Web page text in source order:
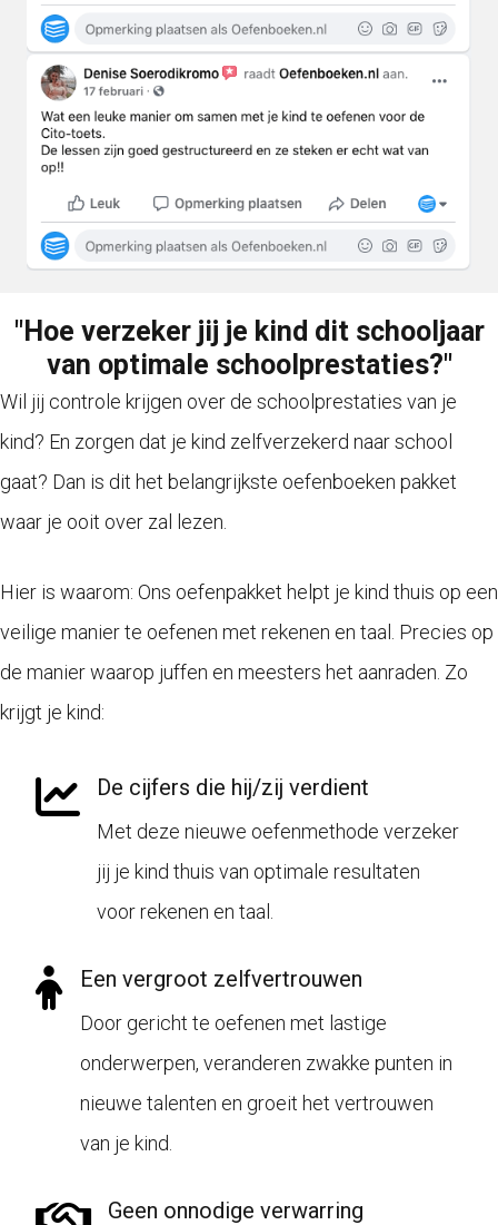
"Hoe verzeker jij je kind dit schooljaar
van optimale schoolprestaties?"
Wil jij controle krijgen over de schoolprestaties van je
kind? En zorgen dat je kind zelfverzekerd naar school
gaat? Dan is dit het belangrijkste oefenboeken pakket
waar je ooit over zal lezen.
Hier is waarom: Ons oefenpakket helpt je kind thuis op een
veilige manier te oefenen met rekenen en taal. Precies op
de manier waarop juffen en meesters het aanraden. Zo
krijgt je kind:
De cijfers die hij/zij verdient
Met deze nieuwe oefenmethode verzeker
jij je kind thuis van optimale resultaten
voor rekenen en taal.
Een vergroot zelfvertrouwen
Door gericht te oefenen met lastige
onderwerpen, veranderen zwakke punten in
nieuwe talenten en groeit het vertrouwen
van je kind.
Geen onnodige verwarring